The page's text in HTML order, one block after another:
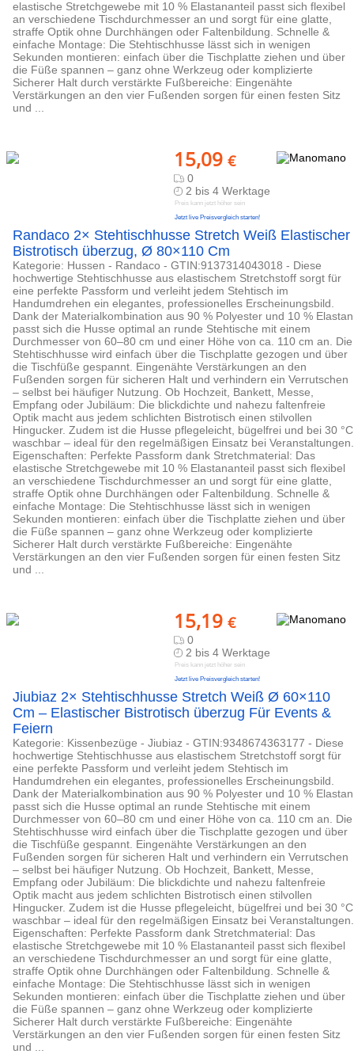
elastische Stretchgewebe mit 10 % Elastananteil passt sich flexibel
an verschiedene Tischdurchmesser an und sorgt für eine glatte,
straffe Optik ohne Durchhängen oder Faltenbildung. Schnelle &
einfache Montage: Die Stehtischhusse lässt sich in wenigen
Sekunden montieren: einfach über die Tischplatte ziehen und über
die Füße spannen – ganz ohne Werkzeug oder komplizierte
Sicherer Halt durch verstärkte Fußbereiche: Eingenähte
Verstärkungen an den vier Fußenden sorgen für einen festen Sitz
und ...
15,09 €
0
2 bis 4 Werktage
Preis kann jetzt höher sein
Jetzt live Preisvergleich starten!
Randaco 2× Stehtischhusse Stretch Weiß Elastischer
Bistrotisch überzug, Ø 80×110 Cm
Kategorie: Hussen - Randaco - GTIN:9137314043018 - Diese
hochwertige Stehtischhusse aus elastischem Stretchstoff sorgt für
eine perfekte Passform und verleiht jedem Stehtisch im
Handumdrehen ein elegantes, professionelles Erscheinungsbild.
Dank der Materialkombination aus 90 % Polyester und 10 % Elastan
passt sich die Husse optimal an runde Stehtische mit einem
Durchmesser von 60–80 cm und einer Höhe von ca. 110 cm an. Die
Stehtischhusse wird einfach über die Tischplatte gezogen und über
die Tischfüße gespannt. Eingenähte Verstärkungen an den
Fußenden sorgen für sicheren Halt und verhindern ein Verrutschen
– selbst bei häufiger Nutzung. Ob Hochzeit, Bankett, Messe,
Empfang oder Jubiläum: Die blickdichte und nahezu faltenfreie
Optik macht aus jedem schlichten Bistrotisch einen stilvollen
Hingucker. Zudem ist die Husse pflegeleicht, bügelfrei und bei 30 °C
waschbar – ideal für den regelmäßigen Einsatz bei Veranstaltungen.
Eigenschaften: Perfekte Passform dank Stretchmaterial: Das
elastische Stretchgewebe mit 10 % Elastananteil passt sich flexibel
an verschiedene Tischdurchmesser an und sorgt für eine glatte,
straffe Optik ohne Durchhängen oder Faltenbildung. Schnelle &
einfache Montage: Die Stehtischhusse lässt sich in wenigen
Sekunden montieren: einfach über die Tischplatte ziehen und über
die Füße spannen – ganz ohne Werkzeug oder komplizierte
Sicherer Halt durch verstärkte Fußbereiche: Eingenähte
Verstärkungen an den vier Fußenden sorgen für einen festen Sitz
und ...
15,19 €
0
2 bis 4 Werktage
Preis kann jetzt höher sein
Jetzt live Preisvergleich starten!
Jiubiaz 2× Stehtischhusse Stretch Weiß Ø 60×110
Cm – Elastischer Bistrotisch überzug Für Events &
Feiern
Kategorie: Kissenbezüge - Jiubiaz - GTIN:9348674363177 - Diese
hochwertige Stehtischhusse aus elastischem Stretchstoff sorgt für
eine perfekte Passform und verleiht jedem Stehtisch im
Handumdrehen ein elegantes, professionelles Erscheinungsbild.
Dank der Materialkombination aus 90 % Polyester und 10 % Elastan
passt sich die Husse optimal an runde Stehtische mit einem
Durchmesser von 60–80 cm und einer Höhe von ca. 110 cm an. Die
Stehtischhusse wird einfach über die Tischplatte gezogen und über
die Tischfüße gespannt. Eingenähte Verstärkungen an den
Fußenden sorgen für sicheren Halt und verhindern ein Verrutschen
– selbst bei häufiger Nutzung. Ob Hochzeit, Bankett, Messe,
Empfang oder Jubiläum: Die blickdichte und nahezu faltenfreie
Optik macht aus jedem schlichten Bistrotisch einen stilvollen
Hingucker. Zudem ist die Husse pflegeleicht, bügelfrei und bei 30 °C
waschbar – ideal für den regelmäßigen Einsatz bei Veranstaltungen.
Eigenschaften: Perfekte Passform dank Stretchmaterial: Das
elastische Stretchgewebe mit 10 % Elastananteil passt sich flexibel
an verschiedene Tischdurchmesser an und sorgt für eine glatte,
straffe Optik ohne Durchhängen oder Faltenbildung. Schnelle &
einfache Montage: Die Stehtischhusse lässt sich in wenigen
Sekunden montieren: einfach über die Tischplatte ziehen und über
die Füße spannen – ganz ohne Werkzeug oder komplizierte
Sicherer Halt durch verstärkte Fußbereiche: Eingenähte
Verstärkungen an den vier Fußenden sorgen für einen festen Sitz
und ...